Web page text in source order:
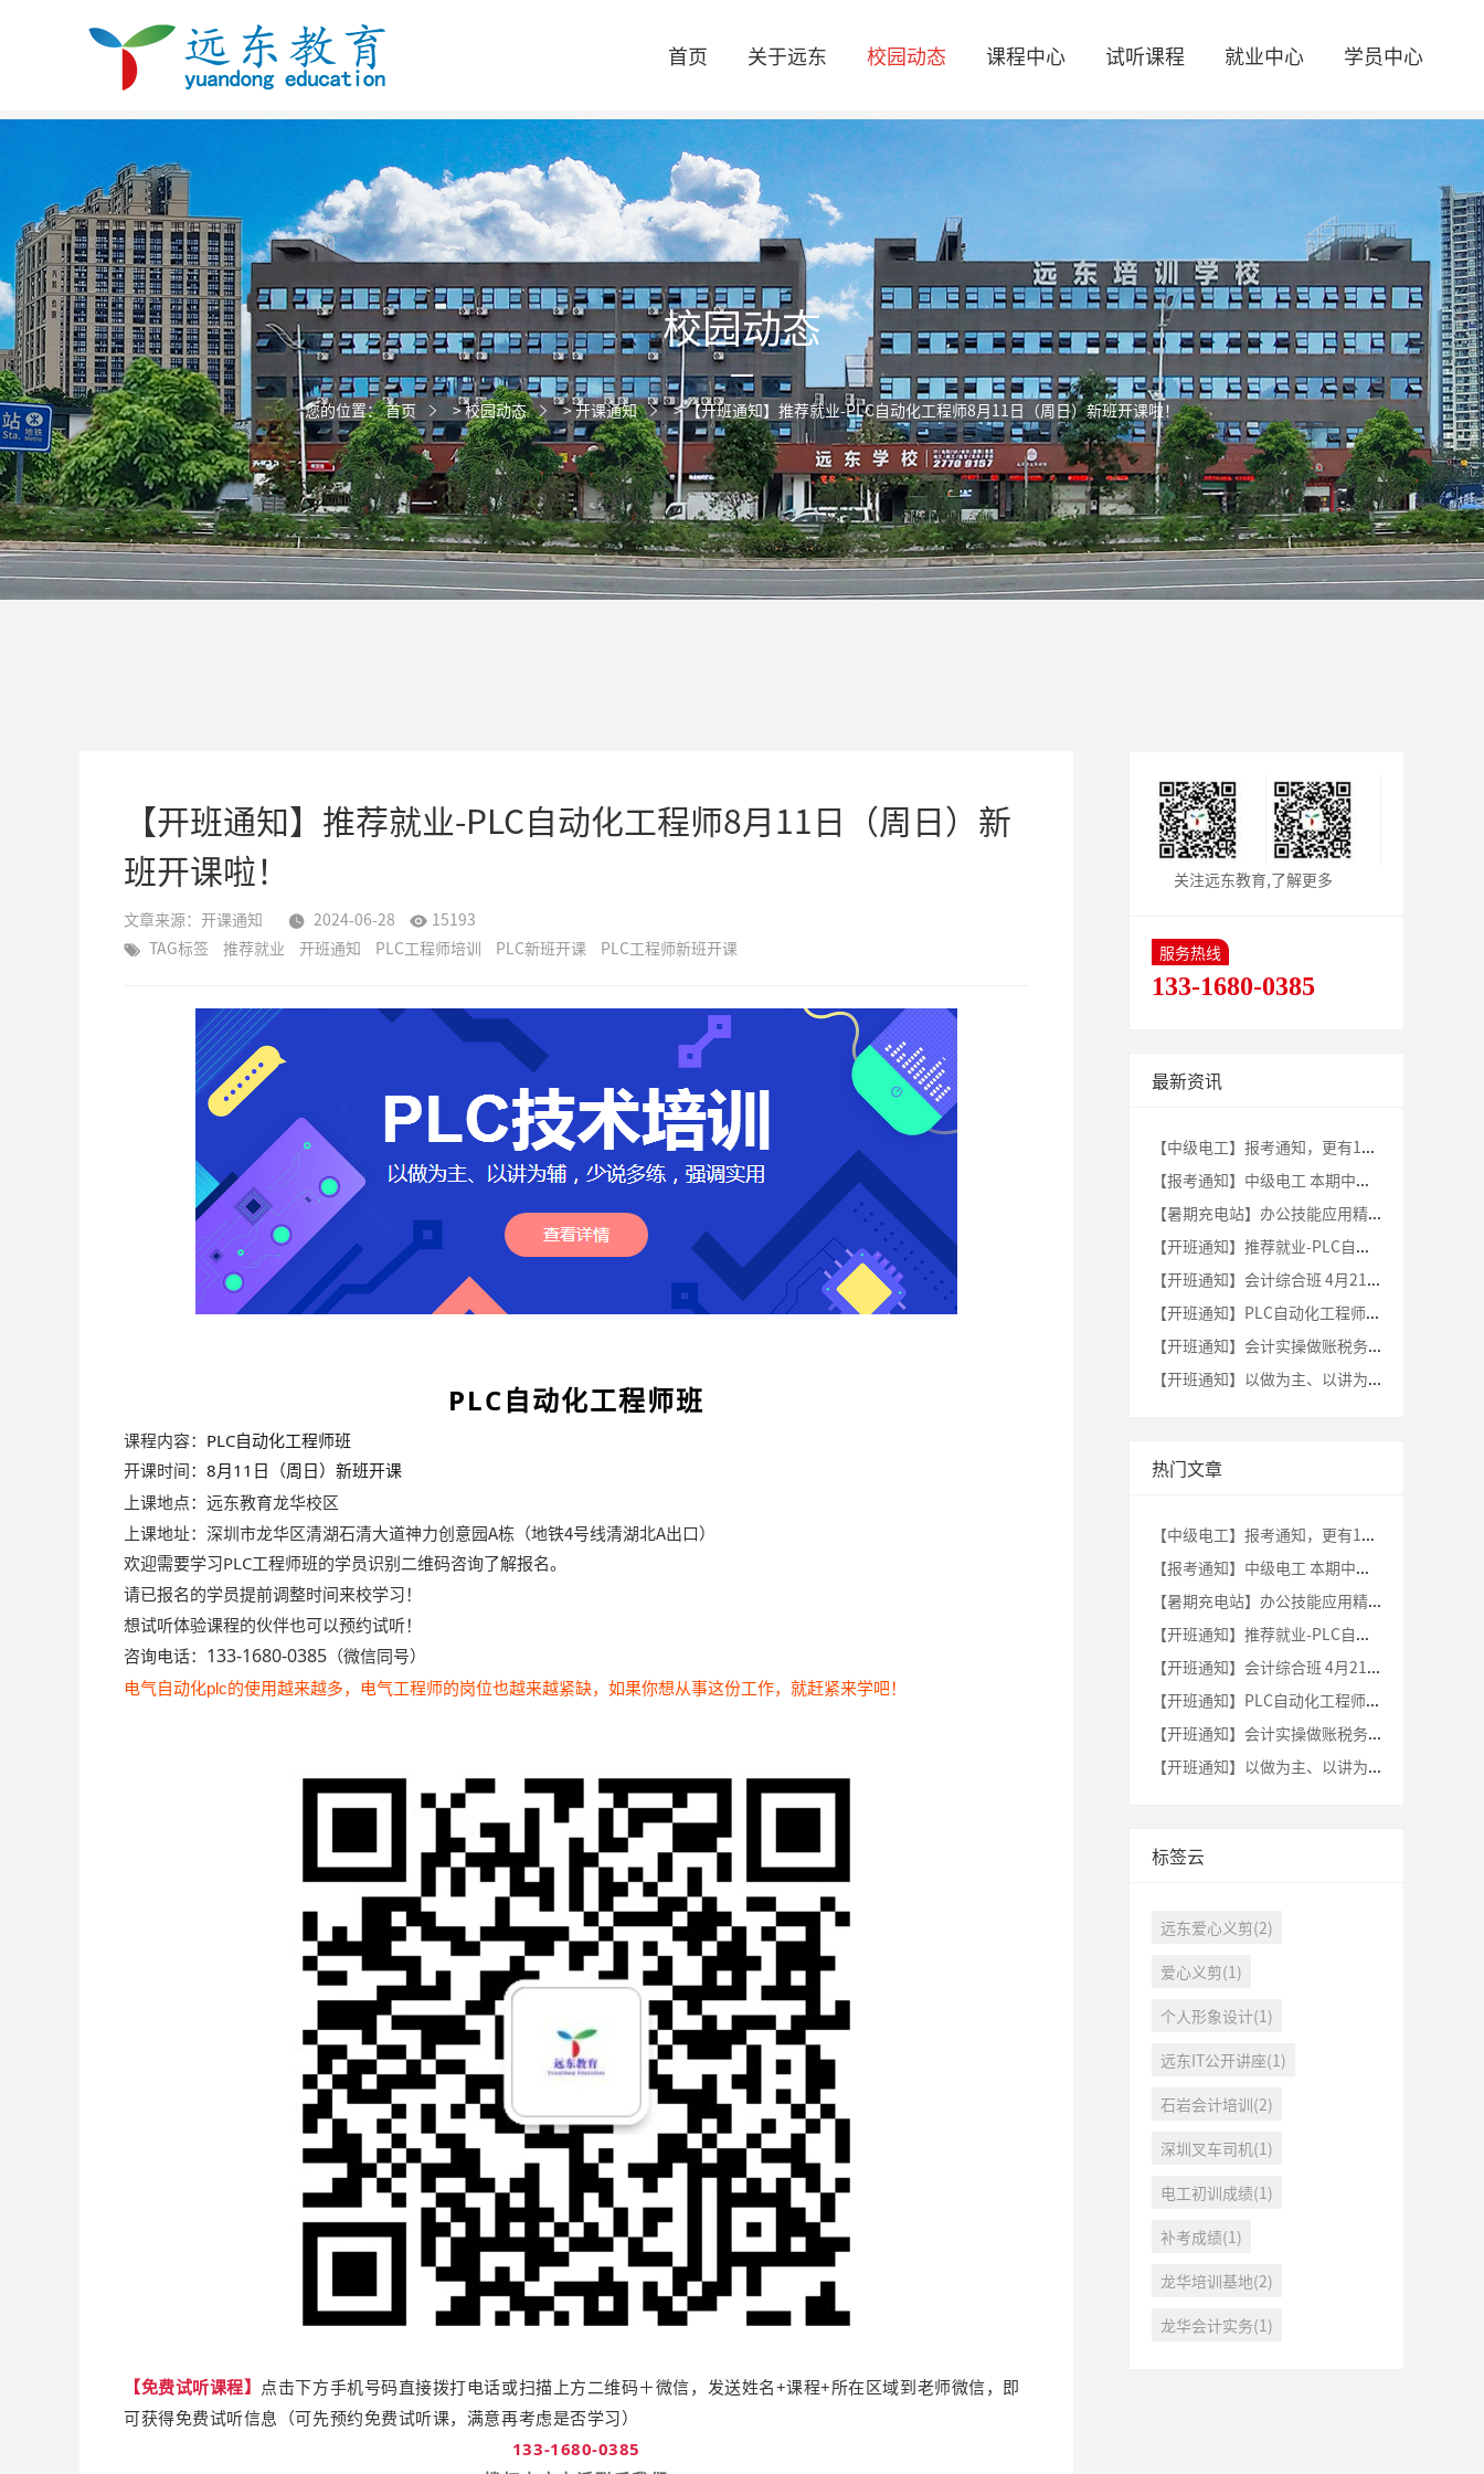
首页 关于远东 校园动态 课程中心 试听课程 就业中心 学员中心
校园动态
您的位置：首页 >校园动态 >开课通知 >【开班通知】推荐就业-PLC自动化工程师8月11日（周日）新班开课啦！
【开班通知】推荐就业-PLC自动化工程师8月11日（周日）新
班开课啦！
文章来源： 开课通知  2024-06-28  15193
 TAG标签 推荐就业 开班通知 PLC工程师培训 PLC新班开课 PLC工程师新班开课
PLC自动化工程师班
课程内容： PLC自动化工程师班
开课时间： 8月11日（周日）新班开课
上课地点：远东教育龙华校区
上课地址：深圳市龙华区清湖石清大道神力创意园A栋（地铁4号线清湖北A出口）
欢迎需要学习PLC工程师班的学员识别二维码咨询了解报名。
请已报名的学员提前调整时间来校学习！
想试听体验课程的伙伴也可以预约试听！
咨询电话： 133-1680-0385 （微信同号）
电气自动化plc的使用越来越多，电气工程师的岗位也越来越紧缺，如果你想从事这份工作，就赶紧来学吧！
【免费试听课程】 点击下方手机号码直接拨打电话或扫描上方二维码＋微信，发送姓名+课程+所在区域到老师微信，即
可获得免费试听信息（可先预约免费试听课，满意再考虑是否学习）
133-1680-0385
关注远东教育,了解更多
服务热线
133-1680-0385
最新资讯
【中级电工】报考通知，更有1500元的政府补贴！
【报考通知】中级电工 本期中级电工已开始报考 欲报从速！
【暑期充电站】办公技能应用精英班 —— 解锁职场高效秘籍！
【开班通知】推荐就业-PLC自动化工程师8月11日（周日）新班开课啦！
【开班通知】会计综合班 4月21日（周日）新班开课
【开班通知】PLC自动化工程师3月24日（周日）新班开课啦！
【开班通知】会计实操做账税务班 4月23日（周日）新班开课
【开班通知】以做为主、以讲为辅 | PLC工程师新班开课啦！
热门文章
【中级电工】报考通知，更有1500元的政府补贴！
【报考通知】中级电工 本期中级电工已开始报考 欲报从速！
【暑期充电站】办公技能应用精英班 —— 解锁职场高效秘籍！
【开班通知】推荐就业-PLC自动化工程师8月11日（周日）新班开课啦！
【开班通知】会计综合班 4月21日（周日）新班开课
【开班通知】PLC自动化工程师3月24日（周日）新班开课啦！
【开班通知】会计实操做账税务班 4月23日（周日）新班开课
【开班通知】以做为主、以讲为辅 | PLC工程师新班开课啦！
标签云
远东爱心义剪(2)
爱心义剪(1)
个人形象设计(1)
远东IT公开讲座(1)
石岩会计培训(2)
深圳叉车司机(1)
电工初训成绩(1)
补考成绩(1)
龙华培训基地(2)
龙华会计实务(1)